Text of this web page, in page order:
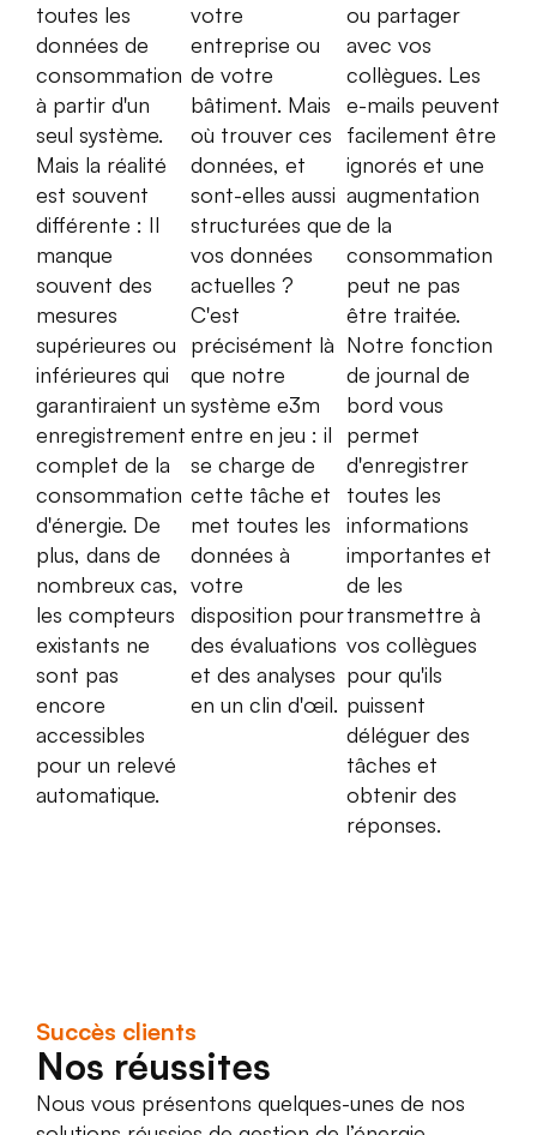
toutes les
données de
consommation
à partir d'un
seul système.
Mais la réalité
est souvent
différente : Il
manque
souvent des
mesures
supérieures ou
inférieures qui
garantiraient un
enregistrement
complet de la
consommation
d'énergie. De
plus, dans de
nombreux cas,
les compteurs
existants ne
sont pas
encore
accessibles
pour un relevé
automatique.
votre
entreprise ou
de votre
bâtiment. Mais
où trouver ces
données, et
sont-elles aussi
structurées que
vos données
actuelles ?
C'est
précisément là
que notre
système e3m
entre en jeu : il
se charge de
cette tâche et
met toutes les
données à
votre
disposition pour
des évaluations
et des analyses
en un clin d'œil.
ou partager
avec vos
collègues. Les
e-mails peuvent
facilement être
ignorés et une
augmentation
de la
consommation
peut ne pas
être traitée.
Notre fonction
de journal de
bord vous
permet
d'enregistrer
toutes les
informations
importantes et
de les
transmettre à
vos collègues
pour qu'ils
puissent
déléguer des
tâches et
obtenir des
réponses.
Succès clients
Nos réussites
Nous vous présentons quelques-unes de nos